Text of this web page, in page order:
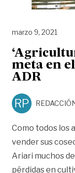
marzo 9, 2021
meta en
ADR
RP
Como todos los
vender sus
Ariari muchos
pérdidas en